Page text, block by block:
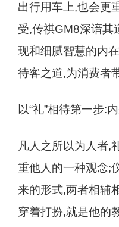
出行用车上,也会更
受,传祺GM8深谙其
现和细腻智慧的内
待客之道,为消费者
以“礼”相待第一步:
凡人之所以为人者,
重他人的一种观念;
来的形式,两者相辅
穿着打扮,就是他的